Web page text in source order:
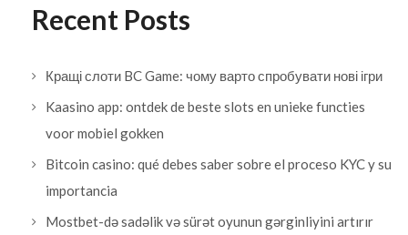
Recent Posts
Кращі слоти BC Game: чому варто спробувати нові ігри
Kaasino app: ontdek de beste slots en unieke functies
voor mobiel gokken
Bitcoin casino: qué debes saber sobre el proceso KYC y su
importancia
Mostbet-də sadəlik və sürət oyunun gərginliyini artırır